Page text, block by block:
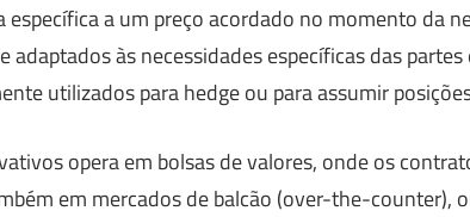
a um preço acordado no momento da
adaptados às necessidades específicas das
utilizados para hedge ou para assumir
opera em bolsas de valores, onde os
em mercados de balcão (over-the-counter),